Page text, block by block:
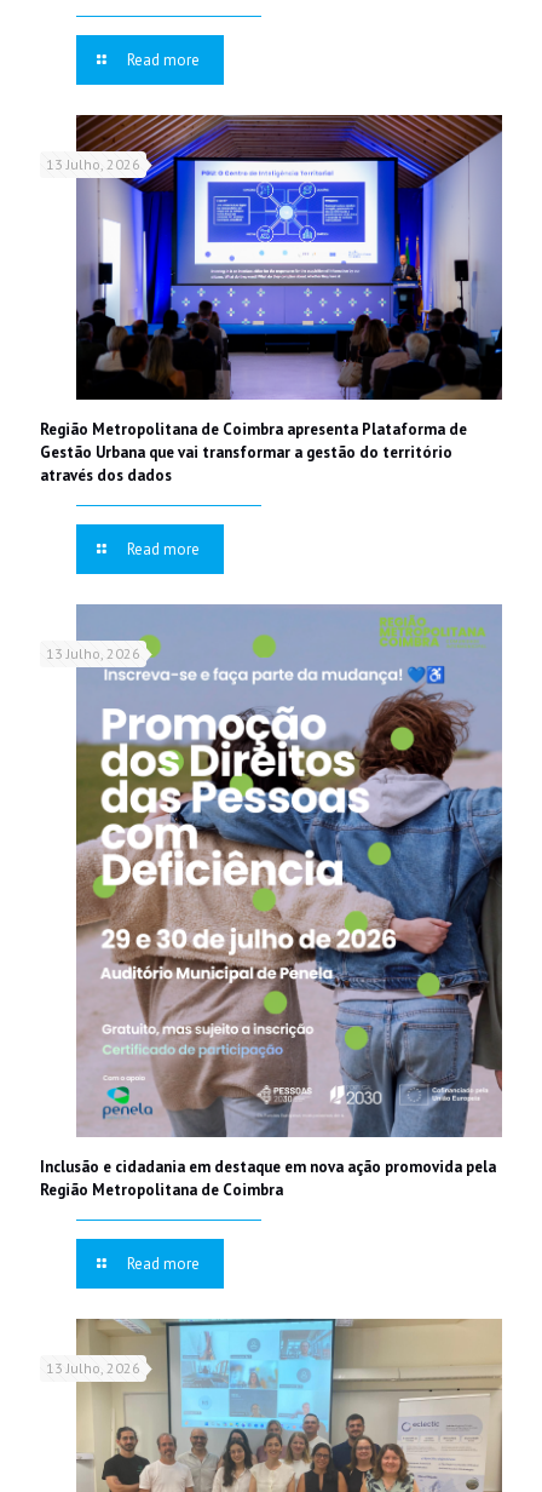
Read more
13 Julho, 2026
Região Metropolitana de Coimbra apresenta Plataforma de
Gestão Urbana que vai transformar a gestão do território
através dos dados
Read more
13 Julho, 2026
Inclusão e cidadania em destaque em nova ação promovida pela
Região Metropolitana de Coimbra
Read more
13 Julho, 2026